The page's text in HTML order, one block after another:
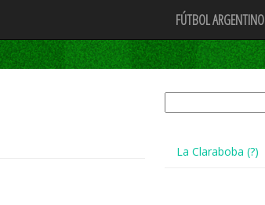
FÚTBOL ARGENTINO
La Claraboba (?)